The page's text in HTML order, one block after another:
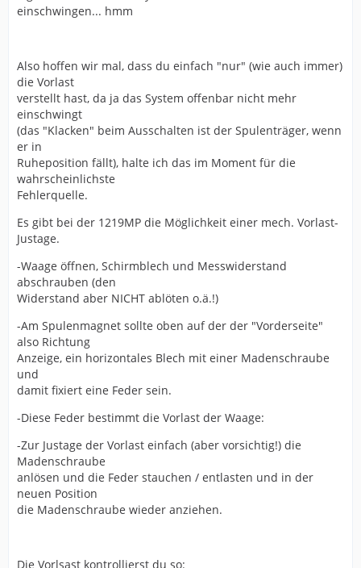
einschwingen... hmm
Also hoffen wir mal, dass du einfach "nur" (wie auch immer)
die Vorlast
verstellt hast, da ja das System offenbar nicht mehr
einschwingt
(das "Klacken" beim Ausschalten ist der Spulenträger, wenn
er in
Ruheposition fällt), halte ich das im Moment für die
wahrscheinlichste
Fehlerquelle.
Es gibt bei der 1219MP die Möglichkeit einer mech. Vorlast-
Justage.
-Waage öffnen, Schirmblech und Messwiderstand
abschrauben (den
Widerstand aber NICHT ablöten o.ä.!)
-Am Spulenmagnet sollte oben auf der der "Vorderseite"
also Richtung
Anzeige, ein horizontales Blech mit einer Madenschraube
und
damit fixiert eine Feder sein.
-Diese Feder bestimmt die Vorlast der Waage:
-Zur Justage der Vorlast einfach (aber vorsichtig!) die
Madenschraube
anlösen und die Feder stauchen / entlasten und in der
neuen Position
die Madenschraube wieder anziehen.
Die Vorlsast kontrollierst du so: